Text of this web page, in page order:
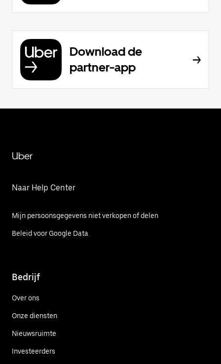
Download de
partner-app
Uber
Naar Help Center
Mijn persoonsgegevens niet verkopen of delen
Beleid voor Google Data
Bedrijf
Over ons
Onze diensten
Nieuwsruimte
Investeerders